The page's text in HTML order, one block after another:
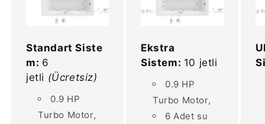
Standart Siste
m: 6
jetli (Ücretsiz)
0.9 HP
Turbo Motor,
Ekstra
Sistem: 10 jetli
0.9 HP
Turbo Motor,
6 Adet su